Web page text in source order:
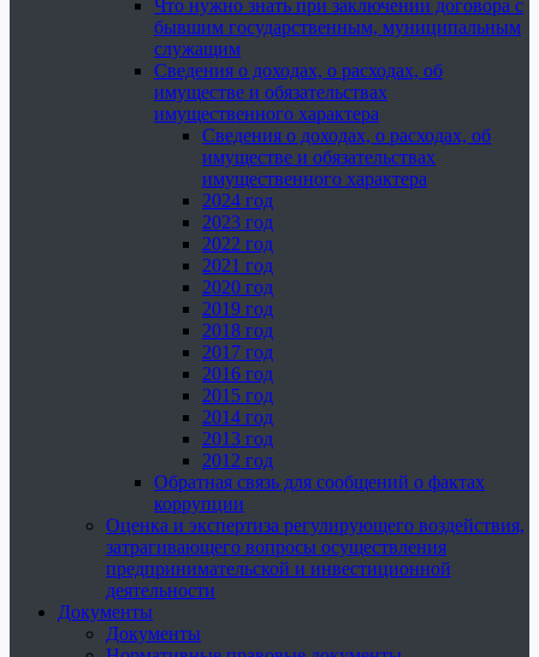
Что нужно знать при заключении договора с
бывшим государственным, муниципальным
служащим
Сведения о доходах, о расходах, об
имуществе и обязательствах
имущественного характера
Сведения о доходах, о расходах, об
имуществе и обязательствах
имущественного характера
2024 год
2023 год
2022 год
2021 год
2020 год
2019 год
2018 год
2017 год
2016 год
2015 год
2014 год
2013 год
2012 год
Обратная связь для сообщений о фактах
коррупции
Оценка и экспертиза регулирующего воздействия,
затрагивающего вопросы осуществления
предпринимательской и инвестиционной
деятельности
Документы
Документы